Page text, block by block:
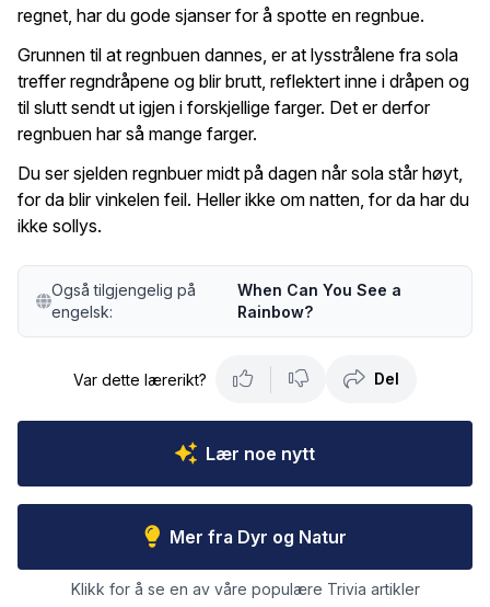
regnet, har du gode sjanser for å spotte en regnbue.
Grunnen til at regnbuen dannes, er at lysstrålene fra sola
treffer regndråpene og blir brutt, reflektert inne i dråpen og
til slutt sendt ut igjen i forskjellige farger. Det er derfor
regnbuen har så mange farger.
Du ser sjelden regnbuer midt på dagen når sola står høyt,
for da blir vinkelen feil. Heller ikke om natten, for da har du
ikke sollys.
Også tilgjengelig på
engelsk:
When Can You See a
Rainbow?
Var dette lærerikt? Del
Lær noe nytt
Mer fra Dyr og Natur
Klikk for å se en av våre populære Trivia artikler